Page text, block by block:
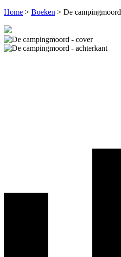
Home > Boeken > De campingmoord